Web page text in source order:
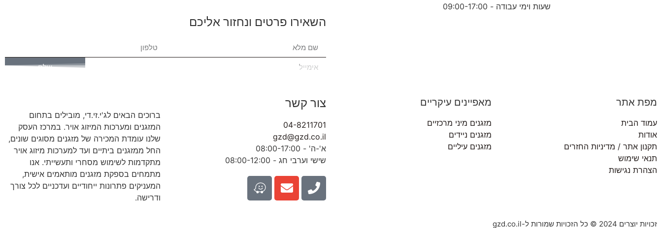
שעות וימי עבודה - 09:00-17:00
השאירו פרטים ונחזור אליכם
שלח
מפת אתר
עמוד הבית
אודות
תקנון אתר / מדיניות החזרים
תנאי שימוש
הצהרת נגישות
מאפיינים עיקריים
מזגנים מיני מרכזיים
מזגנים ניידים
מזגנים עיליים
צור קשר
04-8211701
gzd@gzd.co.il
א'-ה' - 08:00-17:00
שישי וערבי חג - 08:00-12:00
ברוכים הבאים לג'י.זי.די, מובילים בתחום
המזגנים ומערכות המיזוג אויר. במרכז העסק
שלנו עומדת המכירה של מזגנים מסוגים שונים,
החל ממזגנים ביתיים ועד למערכות מיזוג אויר
מתקדמות לשימוש מסחרי ותעשייתי. אנו
מתמחים בספקת מזגנים מותאמים אישית,
המעניקים פתרונות ייחודיים ועדכניים לכל צורך
ודרישה.
זכויות יוצרים 2024 © כל הזכויות שמורות ל-gzd.co.il